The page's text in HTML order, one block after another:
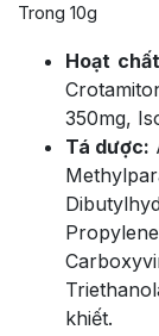
Trong 10g
Hoạt
350mg,
Tá dược:
khiết.